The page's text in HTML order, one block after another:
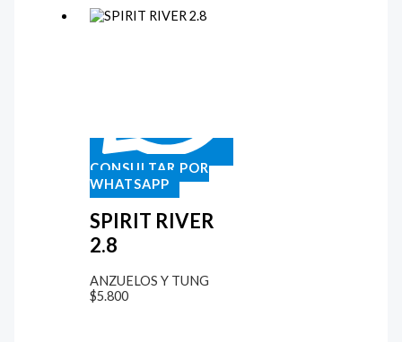
CONSULTAR POR
WHATSAPP
SPIRIT RIVER
2.8
ANZUELOS Y TUNG
$5.800